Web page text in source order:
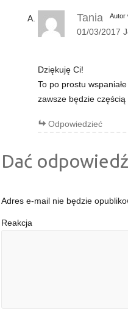
k
e
Tania Autor
01/03/2017
Dziękuję Ci!
To po prostu
zawsze będzie
Odpowiedzieć
Dać odpowiedź
Adres e-mail nie będzie
Reakcja